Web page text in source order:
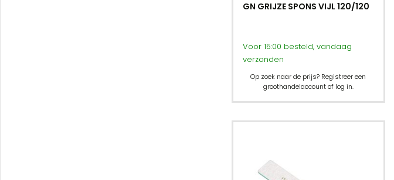
GN GRIJZE SPONS VIJL 120/120
Voor 15:00 besteld, vandaag
verzonden
Op zoek naar de prijs? Registreer een
groothandelaccount of log in.